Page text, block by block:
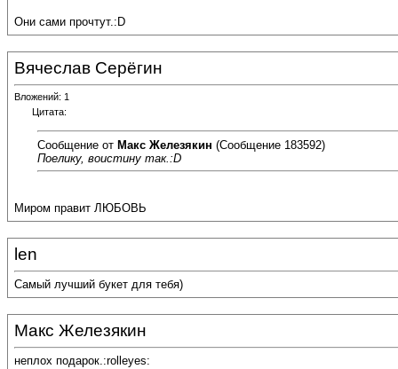
Они сами прочтут.:D
Вячеслав Серёгин
Вложений: 1
Цитата:
Сообщение от Макс Железякин (Сообщение 183592)
Поелику, воистину так.:D
Миром правит ЛЮБОВЬ
len
Самый лучший букет для тебя)
Макс Железякин
неплох подарок.:rolleyes: